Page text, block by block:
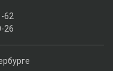
62
26